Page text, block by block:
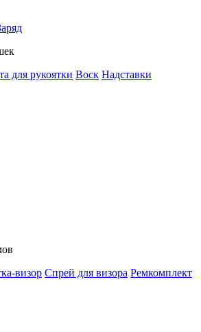
для рукоятки Воск Надставки
визор Спрей для визора Ремкомплект